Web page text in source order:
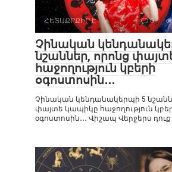
ՀԵՏԱՔՐՔԻՐ Է 0
Չինական
նշաններ, որոնց
հաջողություն կբերի
օգոստոսին․․․
Չինական կենդանակերպի 5
փայտե կապիկը հաջողություն
օգոստոսին․․․ Վիշապ Վերջերս